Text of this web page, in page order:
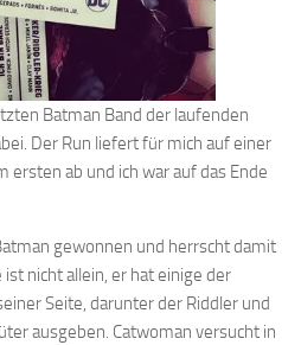
Batman Band der laufenden
Der Run liefert für mich auf einer
ersten ab und ich war auf das Ende
gewonnen und herrscht damit
ist nicht allein, er hat einige der
Seite, darunter der Riddler und
ausgeben. Catwoman versucht in